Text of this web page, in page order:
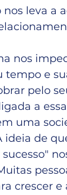
leva a
nos
tempo e
pelo
a
uma
de
crescer